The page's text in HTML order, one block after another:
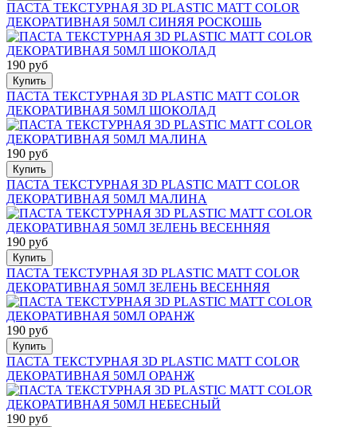
ПАСТА ТЕКСТУРНАЯ 3D PLASTIC MATT COLOR
ДЕКОРАТИВНАЯ 50МЛ СИНЯЯ РОСКОШЬ
190 руб
Купить
ПАСТА ТЕКСТУРНАЯ 3D PLASTIC MATT COLOR
ДЕКОРАТИВНАЯ 50МЛ ШОКОЛАД
190 руб
Купить
ПАСТА ТЕКСТУРНАЯ 3D PLASTIC MATT COLOR
ДЕКОРАТИВНАЯ 50МЛ МАЛИНА
190 руб
Купить
ПАСТА ТЕКСТУРНАЯ 3D PLASTIC MATT COLOR
ДЕКОРАТИВНАЯ 50МЛ ЗЕЛЕНЬ ВЕСЕННЯЯ
190 руб
Купить
ПАСТА ТЕКСТУРНАЯ 3D PLASTIC MATT COLOR
ДЕКОРАТИВНАЯ 50МЛ ОРАНЖ
190 руб